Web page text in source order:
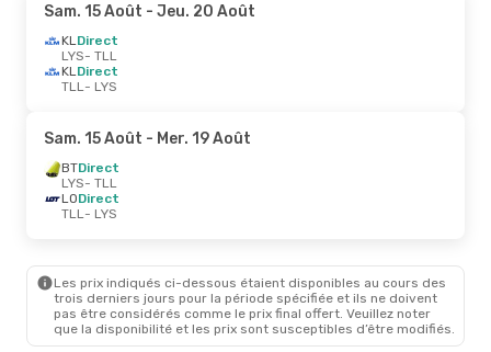
Sam. 15 Août - Jeu. 20 Août
KLDirect
LYS- TLL
KLDirect
TLL- LYS
Sam. 15 Août - Mer. 19 Août
BTDirect
LYS- TLL
LODirect
TLL- LYS
Les prix indiqués ci-dessous étaient disponibles au cours des
trois derniers jours pour la période spécifiée et ils ne doivent
pas être considérés comme le prix final offert. Veuillez noter
que la disponibilité et les prix sont susceptibles d’être modifiés.